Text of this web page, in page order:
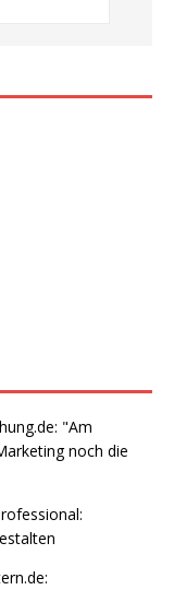
"Am
noch die